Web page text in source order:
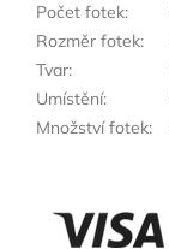
Počet fotek:
Rozměr fotek:
Tvar:
Umístění:
Množství fotek: